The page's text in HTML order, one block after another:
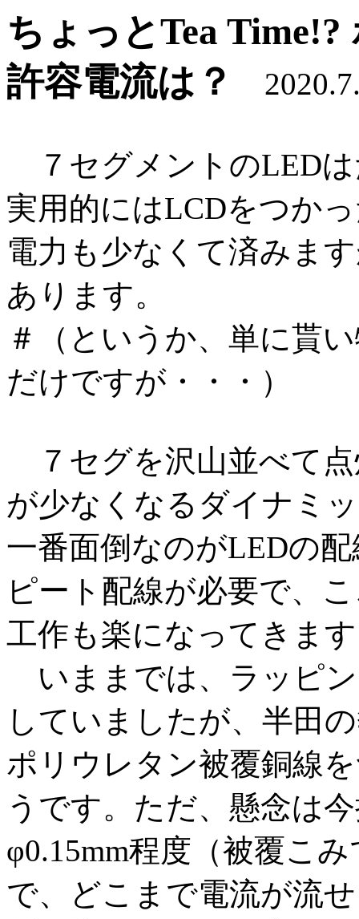
ちょっとTea
許容電流は？
７セグメントのLED
実用的にはLCDをつか
電力も少なくて済みま
あります。
＃（というか、単に貰
だけですが・・・）
７セグを沢山並べて
が少なくなるダイナミ
一番面倒なのがLEDの
ピート配線が必要で、
工作も楽になってきま
いままでは、ラッピ
していましたが、半田
ポリウレタン被覆銅線
うです。ただ、懸念は
φ0.15mm程度（被覆こ
で、どこまで電流が流